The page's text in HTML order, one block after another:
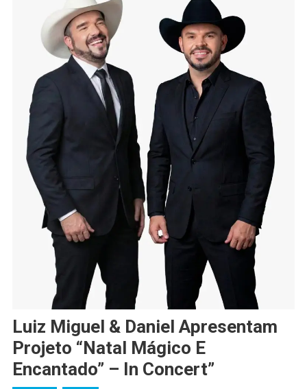
Luiz Miguel & Daniel Apresentam
Projeto “Natal Mágico E
Encantado” – In Concert”